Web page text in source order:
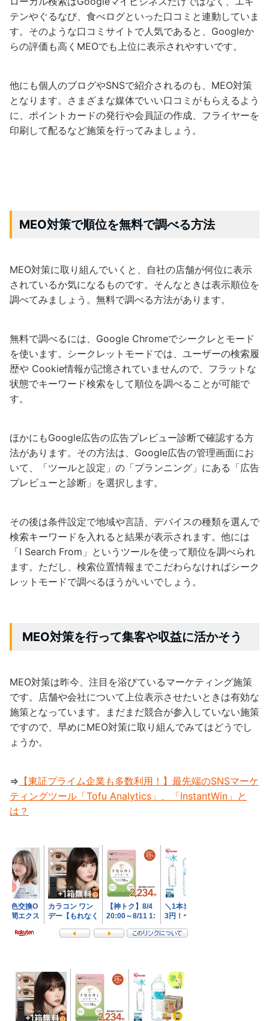
テンやぐるなび、食べログといった口コミと連動していま
す。そのような口コミサイトで人気であると、Googleか
らの評価も高くMEOでも上位に表示されやすいです。
他にも個人のブログやSNSで紹介されるのも、MEO対策
となります。さまざまな媒体でいい口コミがもらえるよう
に、ポイントカードの発行や会員証の作成、フライヤーを
印刷して配るなど施策を行ってみましょう。
MEO対策で順位を無料で調べる方法
MEO対策に取り組んでいくと、自社の店舗が何位に表示
されているか気になるものです。そんなときは表示順位を
調べてみましょう。無料で調べる方法があります。
無料で調べるには、Google Chromeでシークレとモード
を使います。シークレットモードでは、ユーザーの検索履
歴や Cookie情報が記憶されていませんので、フラットな
状態でキーワード検索をして順位を調べることが可能で
す。
ほかにもGoogle広告の広告プレビュー診断で確認する方
法があります。その方法は、Google広告の管理画面にお
いて、「ツールと設定」の「プランニング」にある「広告
プレビューと診断」を選択します。
その後は条件設定で地域や言語、デバイスの種類を選んで
検索キーワードを入れると結果が表示されます。他には
「I Search From」というツールを使って順位を調べられ
ます。ただし、検索位置情報までこだわらなければシーク
レットモードで調べるほうがいいでしょう。
MEO対策を行って集客や収益に活かそう
MEO対策は昨今、注目を浴びているマーケティング施策
です。店舗や会社について上位表示させたいときは有効な
施策となっています。まだまだ競合が参入していない施策
ですので、早めにMEO対策に取り組んでみてはどうでし
ょうか。
⇒ 【東証プライム企業も多数利用！】最先端のSNSマーケ
ティングツール「Tofu Analytics」、「InstantWin」と
は？